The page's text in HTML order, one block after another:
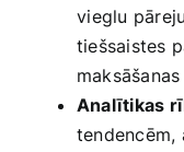
⁢vieglu
tiešsaistes
Analītikas
tendencēm,‍